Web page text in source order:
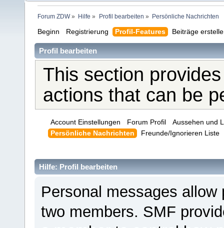
Forum ZDW» Hilfe » Profil bearbeiten » Persönliche Nachrichten
Beginn Registrierung Profil-Features Beiträge
Profil bearbeiten
This section
actions that can be
Account Einstellungen Forum Profil
Aussehen und
Persönliche Nachrichten
Freunde/Ignorieren Liste
Hilfe: Profil bearbeiten
Personal messages
two members. SMF